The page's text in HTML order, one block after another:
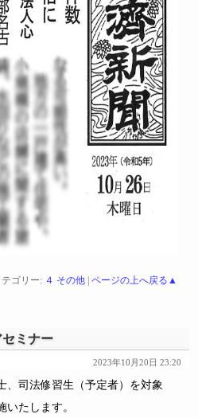
テゴリー: ４ その他| ページの上へ戻る▲
ミナー
2023年10月20日 23:20
司法修習生（予定者）を対象
いたします。